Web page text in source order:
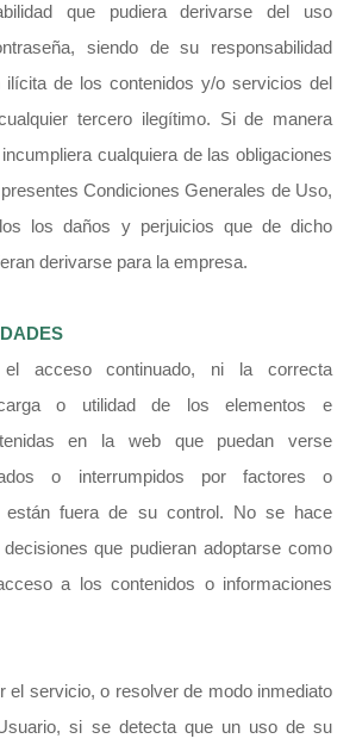
que pudiera derivarse del uso
siendo de su responsabilidad
ilícita de los contenidos y/o servicios del
tercero ilegítimo. Si de manera
cualquiera de las obligaciones
Condiciones Generales de Uso,
los daños y perjuicios que de dicho
derivarse para la empresa.
acceso continuado, ni la correcta
o utilidad de los elementos e
en la web que puedan verse
o interrumpidos por factores o
están fuera de su control. No se hace
que pudieran adoptarse como
a los contenidos o informaciones
el servicio, o resolver de modo inmediato
si se detecta que un uso de su